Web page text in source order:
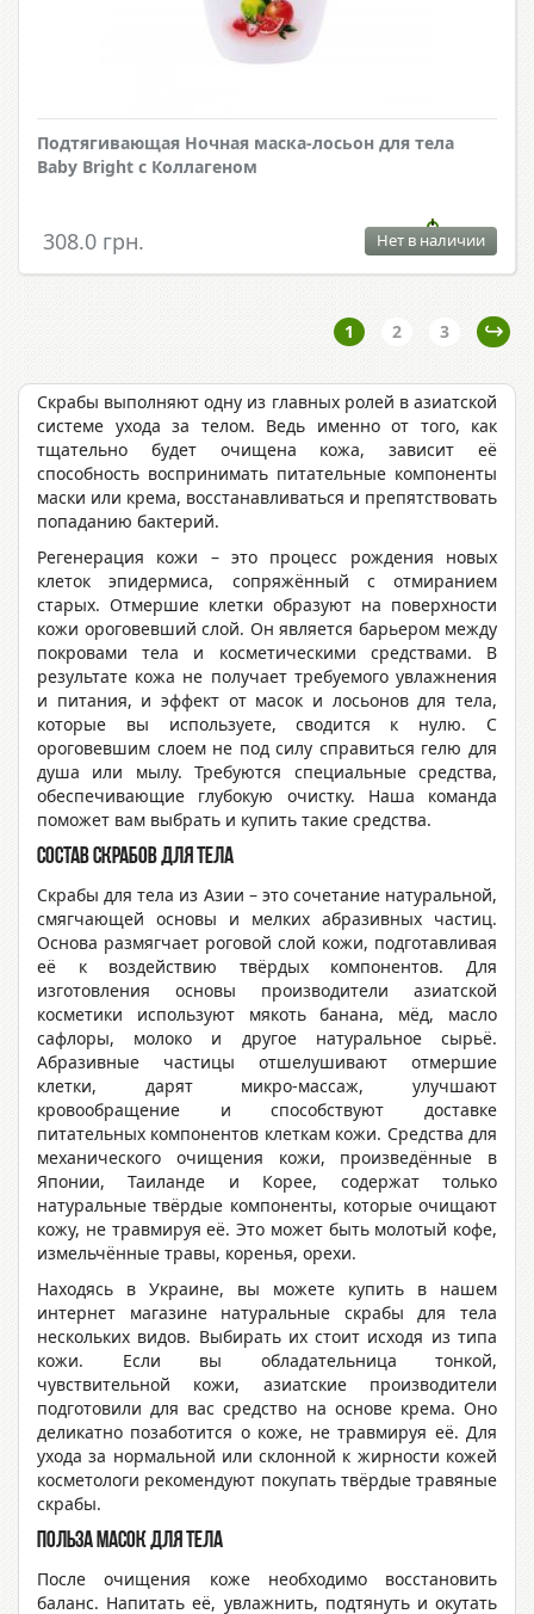
Подтягивающая Ночная маска-лосьон для тела
Baby Bright с Коллагеном
308.0 грн. Нет в наличии
1 2 3
Скрабы выполняют одну из главных ролей в азиатской
системе ухода за телом. Ведь именно от того, как
тщательно будет очищена кожа, зависит её
способность воспринимать питательные компоненты
маски или крема, восстанавливаться и препятствовать
попаданию бактерий.
Регенерация кожи – это процесс рождения новых
клеток эпидермиса, сопряжённый с отмиранием
старых. Отмершие клетки образуют на поверхности
кожи ороговевший слой. Он является барьером между
покровами тела и косметическими средствами. В
результате кожа не получает требуемого увлажнения
и питания, и эффект от масок и лосьонов для тела,
которые вы используете, сводится к нулю. С
ороговевшим слоем не под силу справиться гелю для
душа или мылу. Требуются специальные средства,
обеспечивающие глубокую очистку. Наша команда
поможет вам выбрать и купить такие средства.
Состав скрабов для тела
Скрабы для тела из Азии – это сочетание натуральной,
смягчающей основы и мелких абразивных частиц.
Основа размягчает роговой слой кожи, подготавливая
её к воздействию твёрдых компонентов. Для
изготовления основы производители азиатской
косметики используют мякоть банана, мёд, масло
сафлоры, молоко и другое натуральное сырьё.
Абразивные частицы отшелушивают отмершие
клетки, дарят микро-массаж, улучшают
кровообращение и способствуют доставке
питательных компонентов клеткам кожи. Средства для
механического очищения кожи, произведённые в
Японии, Таиланде и Корее, содержат только
натуральные твёрдые компоненты, которые очищают
кожу, не травмируя её. Это может быть молотый кофе,
измельчённые травы, коренья, орехи.
Находясь в Украине, вы можете купить в нашем
интернет магазине натуральные скрабы для тела
нескольких видов. Выбирать их стоит исходя из типа
кожи. Если вы обладательница тонкой,
чувствительной кожи, азиатские производители
подготовили для вас средство на основе крема. Оно
деликатно позаботится о коже, не травмируя её. Для
ухода за нормальной или склонной к жирности кожей
косметологи рекомендуют покупать твёрдые травяные
скрабы.
Польза масок для тела
После очищения коже необходимо восстановить
баланс. Напитать её, увлажнить, подтянуть и окутать